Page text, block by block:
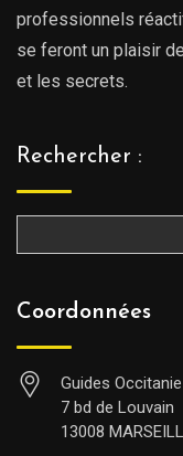
professionnels
se feront un plaisir
et les secrets.
Rechercher :
Coordonnées
Guides
7 bd de Louvain
13008